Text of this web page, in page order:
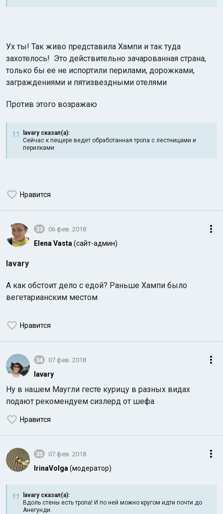
Ух ты! Так живо представила Хампи и так туда
захотелось! Это действительно зачарованная страна,
только бы ее не испортили перилами, дорожками,
заграждениями и пятизвездными отелями
Против этого возражаю
lavary сказал(а):
Сейчас к пещере ведет обработанная тропа с лестницами и
перилками
Нравится
33 06 фев. 2018
Elena Vasta (сайт-админ)
lavary
А как обстоит дело с едой? Раньше Хампи было
вегетарианским местом
Нравится
34 07 фев. 2018
lavary
Ну в нашем Маугли гесте курицу в разных видах
подают рекомендуем сизлерд от шефа
Нравится
35 07 фев. 2018
IrinaVolga (модератор)
lavary сказал(а):
Вдоль стены есть тропа! И по ней можно кругом идти почти до
Анегунди.